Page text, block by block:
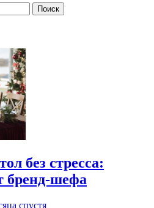
без стресса:
бренд-шефа
спустя